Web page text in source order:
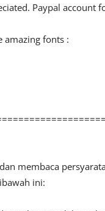
Paypal account
amazing fonts :
membaca
ini: